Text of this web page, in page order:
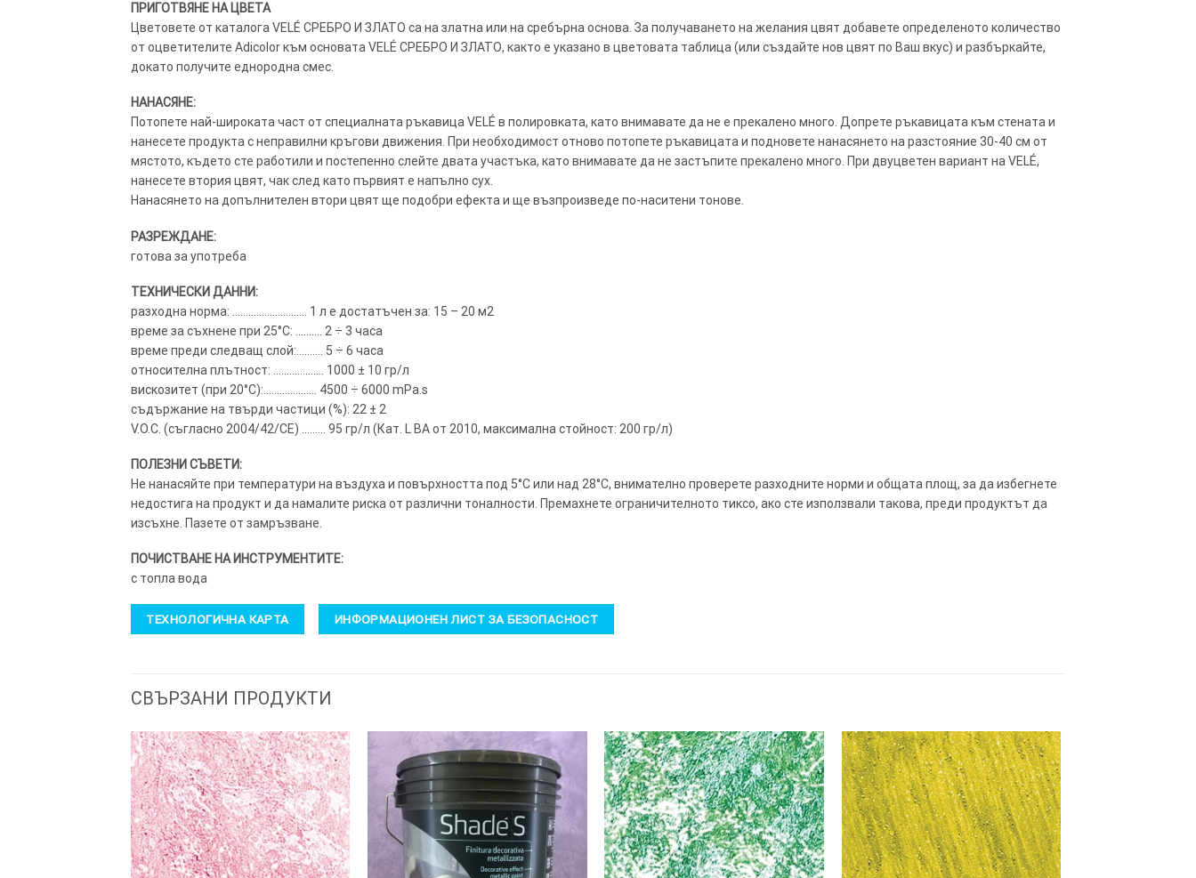
ПРИГОТВЯНЕ НА ЦВЕТА
Цветовете от каталога VELÉ СРЕБРО И ЗЛАТО са на златна или на сребърна основа. За получаването на желания цвят добавете определеното количество
от оцветителите Adicolor към основата VELÉ СРЕБРО И ЗЛАТО, както е указано в цветовата таблица (или създайте нов цвят по Ваш вкус) и разбъркайте,
докато получите еднородна смес.
НАНАСЯНЕ:
Потопете най-широката част от специалната ръкавица VELÉ в полировката, като внимавате да не е прекалено много. Допрете ръкавицата към стената и
нанесете продукта с неправилни кръгови движения. При необходимост отново потопете ръкавицата и подновете нанасянето на разстояние 30-40 см от
мястото, където сте работили и постепенно слейте двата участъка, като внимавате да не застъпите прекалено много. При двуцветен вариант на VELÉ,
нанесете втория цвят, чак след като първият е напълно сух.
Нанасянето на допълнителен втори цвят ще подобри ефекта и ще възпроизведе по-наситени тонове.
РАЗРЕЖДАНЕ:
готова за употреба
ТЕХНИЧЕСКИ ДАННИ:
разходна норма: ………………………. 1 л е достатъчен за: 15 – 20 м2
време за съхнене при 25°C: ………. 2 ÷ 3 часа
време преди следващ слой:………. 5 ÷ 6 часа
относителна плътност: ………………. 1000 ± 10 гр/л
вискозитет (при 20°C):……………….. 4500 ÷ 6000 mPa.s
съдържание на твърди частици (%): 22 ± 2
V.O.C. (съгласно 2004/42/CE) ……… 95 гр/л (Кат. L BA от 2010, максимална стойност: 200 гр/л)
ПОЛЕЗНИ СЪВЕТИ:
Не нанасяйте при температури на въздуха и повърхността под 5°C или над 28°C, внимателно проверете разходните норми и общата площ, за да избегнете
недостига на продукт и да намалите риска от различни тоналности. Премахнете ограничителното тиксо, ако сте използвали такова, преди продуктът да
изсъхне. Пазете от замръзване.
ПОЧИСТВАНЕ НА ИНСТРУМЕНТИТЕ:
с топла вода
ТЕХНОЛОГИЧНА КАРТА ИНФОРМАЦИОНЕН ЛИСТ ЗА БЕЗОПАСНОСТ
СВЪРЗАНИ ПРОДУКТИ